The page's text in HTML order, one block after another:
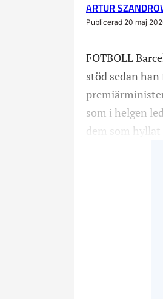
ARTUR
Publicerad 20 maj
FOTBOLL
stöd sedan
som i helgen
dem som hyllat